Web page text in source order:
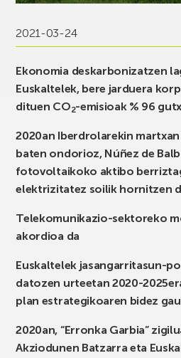
2021-03-24
Ekonomia deskarbonizatzen
Euskaltelek, bere jarduera
dituen CO2-emisioak % 96
2020an Iberdrolarekin
baten ondorioz, Núñez de
fotovoltaikoko aktibo
elektrizitatez soilik hornitzen
Telekomunikazio-sektoreko
akordioa da
Euskaltelek jasangarritasun-
datozen urteetan 2020-
plan estrategikoaren bidez
2020an, “Erronka Garbia”
Akziodunen Batzarra eta